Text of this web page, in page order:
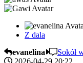
Z dala
evanelina
Sokół
2026-04-29 20:22